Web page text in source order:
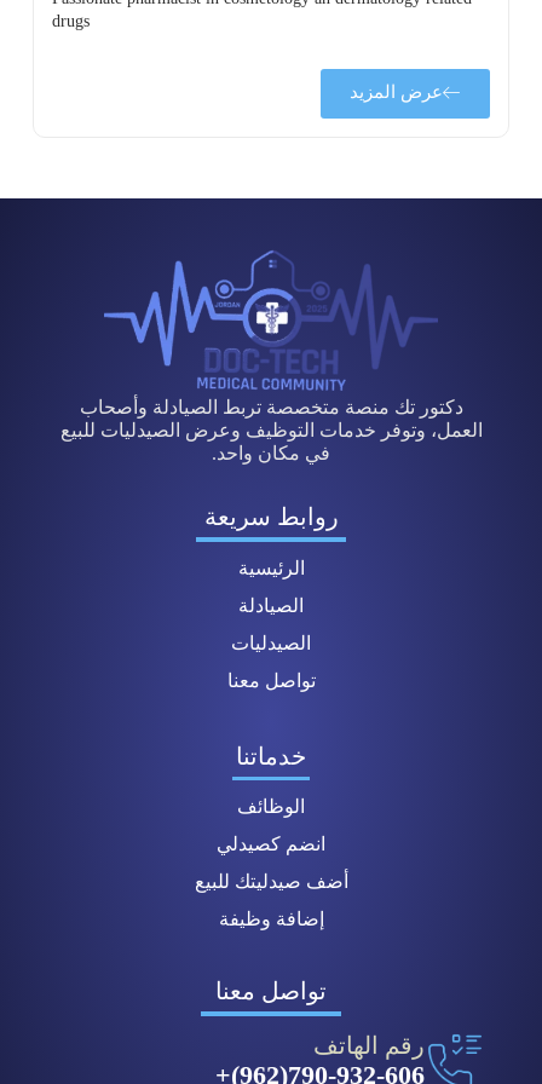
drugs
عرض المزيد
دكتور تك منصة متخصصة تربط الصيادلة وأصحاب
العمل، وتوفر خدمات التوظيف وعرض الصيدليات للبيع
في مكان واحد.
روابط سريعة
الرئيسية
الصيادلة
الصيدليات
تواصل معنا
خدماتنا
الوظائف
انضم كصيدلي
أضف صيدليتك للبيع
إضافة وظيفة
تواصل معنا
رقم الهاتف
790-932-606(962)+